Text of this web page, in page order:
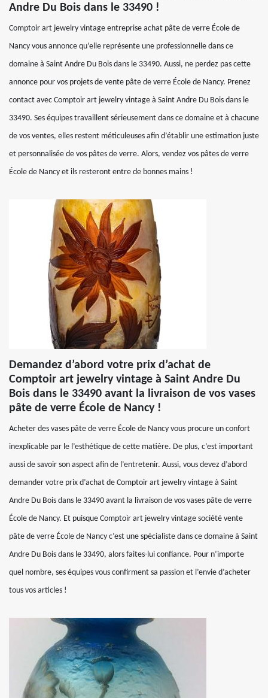
Andre Du Bois dans le 33490 !
Comptoir art jewelry vintage entreprise achat pâte de verre École de
Nancy vous annonce qu’elle représente une professionnelle dans ce
domaine à Saint Andre Du Bois dans le 33490. Aussi, ne perdez pas cette
annonce pour vos projets de vente pâte de verre École de Nancy. Prenez
contact avec Comptoir art jewelry vintage à Saint Andre Du Bois dans le
33490. Ses équipes travaillent sérieusement dans ce domaine et à chacune
de vos ventes, elles restent méticuleuses afin d’établir une estimation juste
et personnalisée de vos pâtes de verre. Alors, vendez vos pâtes de verre
École de Nancy et ils resteront entre de bonnes mains !
Demandez d’abord votre prix d’achat de
Comptoir art jewelry vintage à Saint Andre Du
Bois dans le 33490 avant la livraison de vos vases
pâte de verre École de Nancy !
Acheter des vases pâte de verre École de Nancy vous procure un confort
inexplicable par le l’esthétique de cette matière. De plus, c’est important
aussi de savoir son aspect afin de l’entretenir. Aussi, vous devez d’abord
demander votre prix d’achat de Comptoir art jewelry vintage à Saint
Andre Du Bois dans le 33490 avant la livraison de vos vases pâte de verre
École de Nancy. Et puisque Comptoir art jewelry vintage société vente
pâte de verre École de Nancy c’est une spécialiste dans ce domaine à Saint
Andre Du Bois dans le 33490, alors faites-lui confiance. Pour n’importe
quel nombre, ses équipes vous confirment sa passion et l’envie d’acheter
tous vos articles !